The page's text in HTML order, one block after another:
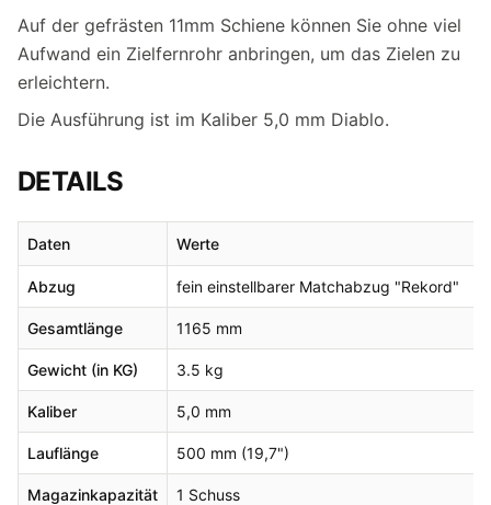
Auf der gefrästen 11mm Schiene können Sie ohne viel
Aufwand ein Zielfernrohr anbringen, um das Zielen zu
erleichtern.
Die Ausführung ist im Kaliber 5,0 mm Diablo.
DETAILS
Daten Werte
Abzug fein einstellbarer Matchabzug "Rekord"
Gesamtlänge 1165 mm
Gewicht (in KG) 3.5 kg
Kaliber 5,0 mm
Lauflänge 500 mm (19,7")
Magazinkapazität 1 Schuss